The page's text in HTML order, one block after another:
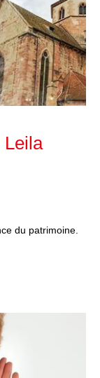
Leila
du patrimoine.